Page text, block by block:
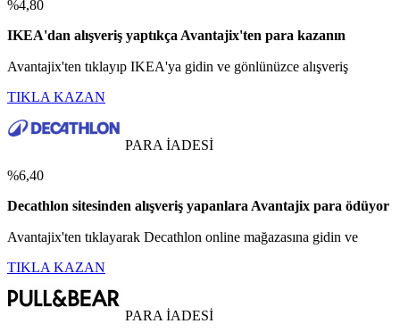
%4,80
IKEA'dan alışveriş yaptıkça Avantajix'ten para kazanın
Avantajix'ten tıklayıp IKEA'ya gidin ve gönlünüzce alışveriş
TIKLA KAZAN
PARA İADESİ
%6,40
Decathlon sitesinden alışveriş yapanlara Avantajix para ödüyor
Avantajix'ten tıklayarak Decathlon online mağazasına gidin ve
TIKLA KAZAN
PARA İADESİ